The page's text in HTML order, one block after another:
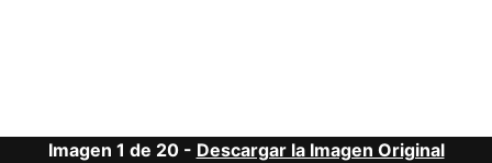
Imagen 1 de 20 - Descargar la Imagen Original